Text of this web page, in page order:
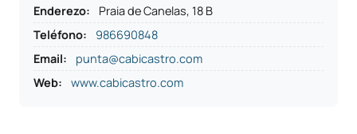
Enderezo:
Praia de Canelas, 18 B
Teléfono:
986690848
Email:
punta@cabicastro.com
Web:
www.cabicastro.com